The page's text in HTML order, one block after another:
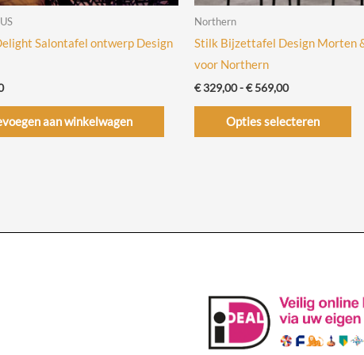
Salontafel ontwerp Design
aan winkelwagen
Northern
Stilk Bijzettafel Design Morten
voor Northern
€329,00-€569,00Prijsklasse:
€ 569,00
Opties selecteren
Dit
op
de